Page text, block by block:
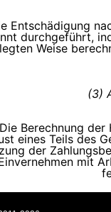
Entschädigung
durchgeführt,
Weise
(3)
Berechnung
eines Teils des
der
mit